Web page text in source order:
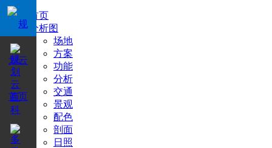
首页
分析图
场地
方案
功能
分析
交通
景观
配色
剖面
日照